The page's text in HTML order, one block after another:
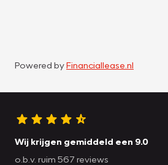
Powered byFinanciallease.nl
Wij krijgen gemiddeld een 9.0
o.b.v. ruim 567 reviews